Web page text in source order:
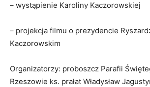
– wystąpienie Karoliny Kaczorowskiej
– projekcja filmu o prezydencie
Kaczorowskim
Organizatorzy: proboszcz Parafii
Rzeszowie ks. prałat Władysław